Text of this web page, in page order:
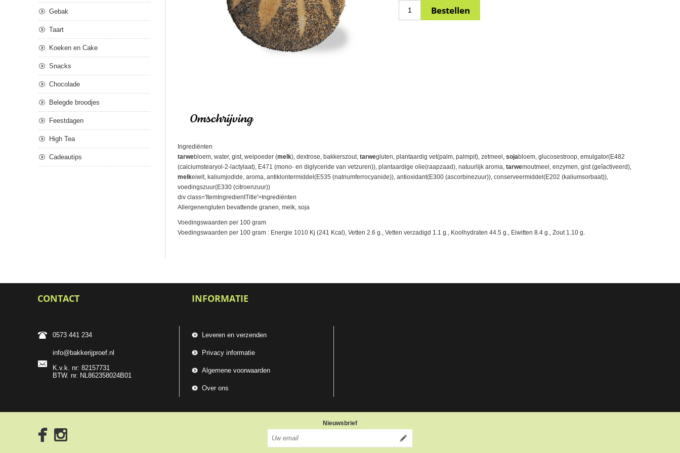
Omschrijving
Ingrediënten
tarwebloem, water, gist, weipoeder (melk), dextrose, bakkerszout, tarwegluten, plantaardig vet(palm, palmpit), zetmeel, sojabloem, glucosestroop, emulgator(E482
(calciumstearyol-2-lactylaat), E471 (mono- en diglyceride van vetzuren)), plantaardige olie(raapzaad), natuurlijk aroma, tarwemoutmeel, enzymen, gist (geîactiveerd),
melkeiwit, kaliumjodide, aroma, antiklontermiddel(E535 (natriumferrocyanide)), antioxidant(E300 (ascorbinezuur)), conserveermiddel(E202 (kaliumsorbaat)),
voedingszuur(E330 (citroenzuur))
div class='ItemIngredientTitle'>Ingrediënten
Allergenengluten bevattende granen, melk, soja
Voedingswaarden per 100 gram
Voedingswaarden per 100 gram : Energie 1010 Kj (241 Kcal), Vetten 2.6 g., Vetten verzadigd 1.1 g., Koolhydraten 44.5 g., Eiwitten 8.4 g., Zout 1.10 g.
Gebak
Taart
Koeken en Cake
Snacks
Chocolade
Belegde broodjes
Feestdagen
High Tea
Cadeautips
CONTACT
0573 441 234
info@bakkerijproef.nl
K.v.k. nr: 82157731
BTW. nr. NL862358024B01
INFORMATIE
Leveren en verzenden
Privacy informatie
Algemene voorwaarden
Over ons
Nieuwsbrief